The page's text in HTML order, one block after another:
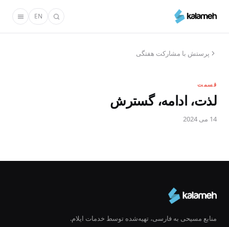
محتوای
EN
پرستش با مشارکت هفتگی
قسمت
لذت، ادامه، گسترش
14 می 2024
منابع مسیحی به فارسی، تهیه‌شده توسط خدمات ایلام.